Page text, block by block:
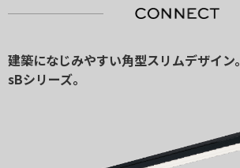
建築になじみやすい角型スリムデザイン。
sBシリーズ。